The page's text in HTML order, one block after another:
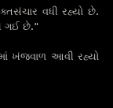
વધી રહ્યો છે.
ગઈ છે."
ખંજવાળ આવી રહ્યો